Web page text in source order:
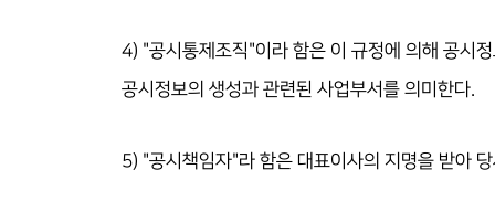
4) "공시통제조직"이라 함은 이 규정에 의해 공시
공시정보의 생성과 관련된 사업부서를 의미한다.
5) "공시책임자"라 함은 대표이사의 지명을 받아